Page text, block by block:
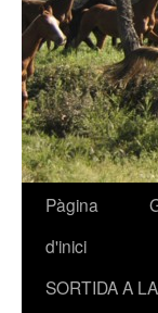
Vés
contingut
Pàgina
d'inici
SORTIDA A